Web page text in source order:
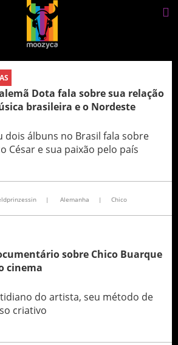
Dota fala sobre sua relação
brasileira e o Nordeste
dois álbuns no Brasil fala sobre
César e sua paixão pelo país
| Alemanha |
Chico
sobre Chico Buarque
cinema
do artista, seu método de
criativo